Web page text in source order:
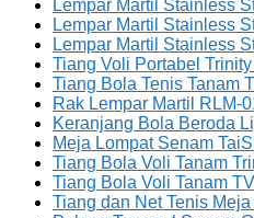
Lempar Martil Stainless
Lempar Martil Stainless
Lempar Martil Stainless
Tiang Voli Portabel
Tiang Bola Tenis Tanam
Rak Lempar Martil RLM-
Keranjang Bola Beroda
Meja Lompat Senam
Tiang Bola Voli Tanam
Tiang Bola Voli Tanam
Tiang dan Net Tenis